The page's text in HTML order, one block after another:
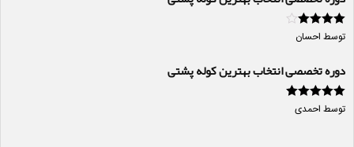
امتیاز4از
توسط احسان
دوره تخصصی انتخاب بهترین کوله پشتی
امتیاز5از 5
توسط احمدی